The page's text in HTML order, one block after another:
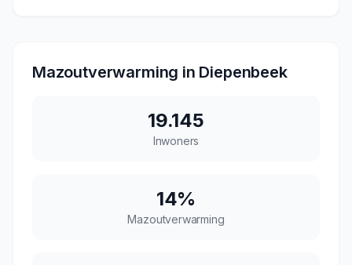
Mazoutverwarming in Diepenbeek
19.145
Inwoners
14%
Mazoutverwarming